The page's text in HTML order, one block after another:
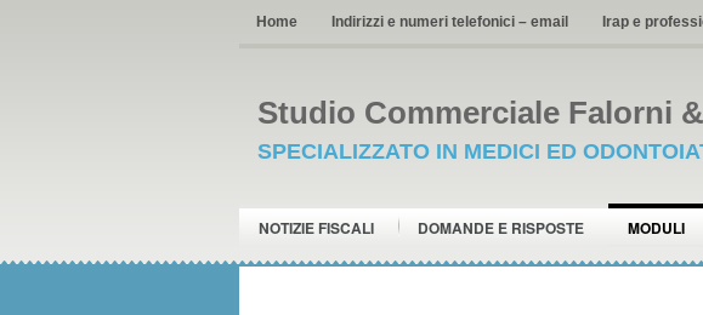
Home Indirizzi e numeri telefonici – email Irap e
Studio Commerciale Falorni
SPECIALIZZATO IN MEDICI ED
NOTIZIE FISCALI DOMANDE E RISPOSTE MODULI